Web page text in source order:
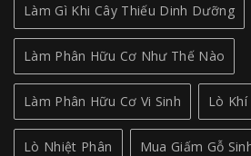
Làm Gì Khi Cây Thiếu Dinh Dưỡng
Làm Phân Hữu Cơ Như Thế Nào
Làm Phân Hữu Cơ Vi Sinh Lò Khí
Lò Nhiệt Phân Mua Giấm Gỗ